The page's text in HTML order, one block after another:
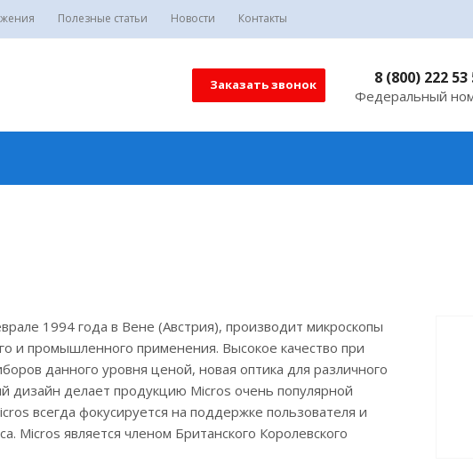
Полезные статьи Новости Контакты
Заказать звонок 8 (800) 222 53
Федеральный
1994 года в Вене (Австрия), производит микроскопы
и промышленного применения. Высокое качество при
данного уровня ценой, новая оптика для различного
дизайн делает продукцию Micros очень популярной
всегда фокусируется на поддержке пользователя и
Micros является членом Британского Королевского